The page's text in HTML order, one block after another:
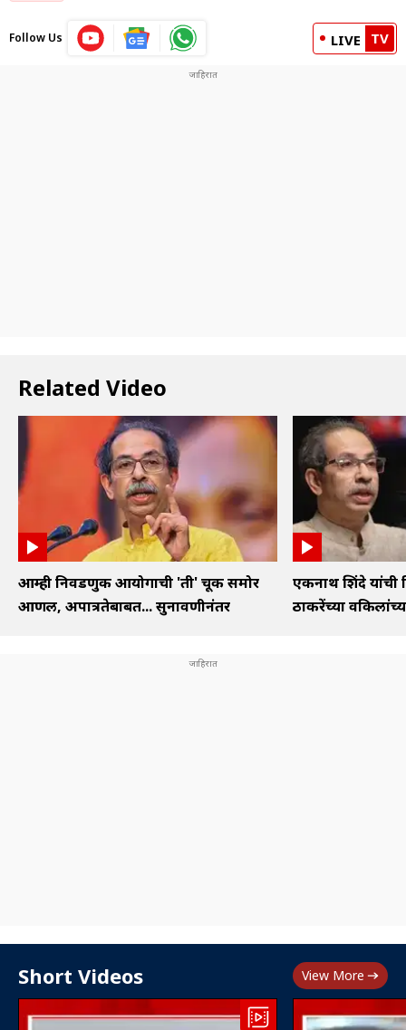
Follow Us LIVE TV
Related Video
आम्ही निवडणुक आयोगाची 'ती' चूक समोर
आणली, अपात्रतेबाबत... सुनावणीनंतर
एकनाथ शिंदे यांची
ठाकरेंच्या
Short Videos View More